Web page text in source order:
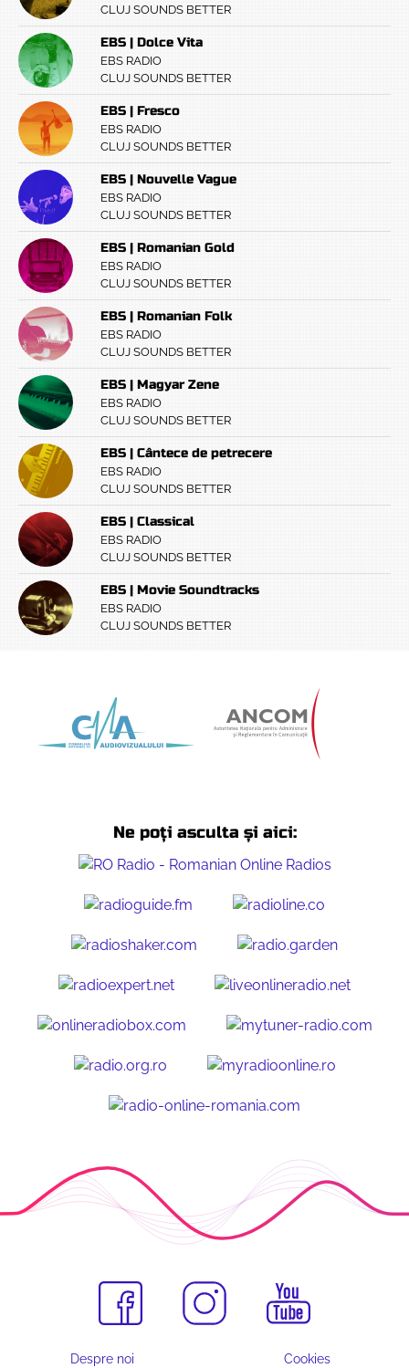
CLUJ SOUNDS BETTER
EBS | Dolce Vita
EBS RADIO
CLUJ SOUNDS BETTER
EBS | Fresco
EBS RADIO
CLUJ SOUNDS BETTER
EBS | Nouvelle Vague
EBS RADIO
CLUJ SOUNDS BETTER
EBS | Romanian Gold
EBS RADIO
CLUJ SOUNDS BETTER
EBS | Romanian Folk
EBS RADIO
CLUJ SOUNDS BETTER
EBS | Magyar Zene
EBS RADIO
CLUJ SOUNDS BETTER
EBS | Cântece de petrecere
EBS RADIO
CLUJ SOUNDS BETTER
EBS | Classical
EBS RADIO
CLUJ SOUNDS BETTER
EBS | Movie Soundtracks
EBS RADIO
CLUJ SOUNDS BETTER
Ne poți asculta și aici:
Despre noi Cookies